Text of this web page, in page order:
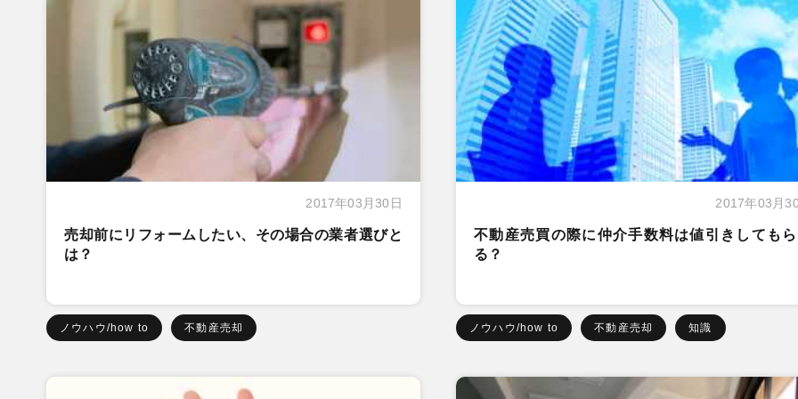
2017年03月30日
売却前にリフォームしたい、その場合の業者選びと
は？
ノウハウ/how to 不動産売却
2017年03月
不動産売買の際に仲介手数料は値引きしても
る？
ノウハウ/how to 不動産売却 知識